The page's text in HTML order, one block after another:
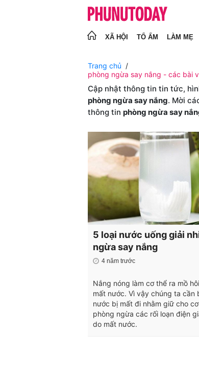
XÃ HỘI TỔ ẤM LÀM MẸ
Trang chủ
phòng ngừa say nắng - các bài
Cập nhật thông tin tin tức,
phòng ngừa say nắng. Mời
thông tin phòng ngừa say
5 loại nước uống giải
ngừa say nắng
4 năm trước
Nắng nóng làm cơ thể ra mồ
mất nước. Vì vậy chúng ta cần
nước bị mất đi nhằm giữ cho
phòng ngừa các rối loạn điện
do mất nước.